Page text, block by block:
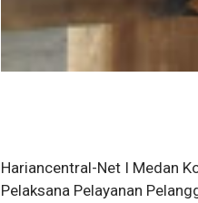
Hariancentral-Net I Medan
Pelaksana Pelayanan